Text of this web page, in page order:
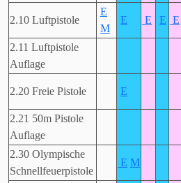
2.10 Luftpistole
E
M
E E E E
2.11 Luftpistole
Auflage
2.20 Freie Pistole E
2.21 50m Pistole
Auflage
2.30 Olympische
Schnellfeuerpistole
E M